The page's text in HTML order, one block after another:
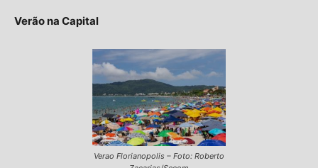
Verão na Capital
Verao Florianopolis – Foto: Roberto